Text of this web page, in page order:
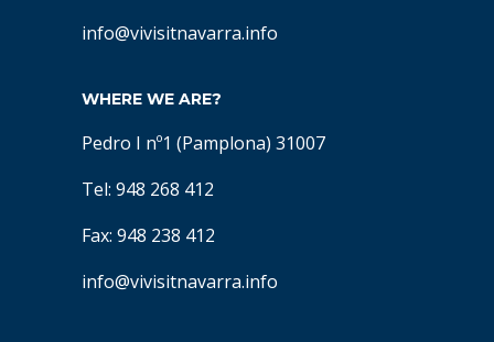
info@vivisitnavarra.info
WHERE WE ARE?
Pedro I nº1 (Pamplona) 31007
Tel: 948 268 412
Fax: 948 238 412
info@vivisitnavarra.info